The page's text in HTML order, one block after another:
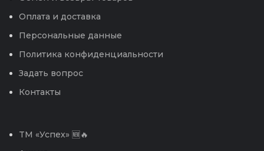
Оплата и доставка
Персональные данные
Политика конфиденциальности
Задать вопрос
Контакты
TM «Успех» 🆕🔥